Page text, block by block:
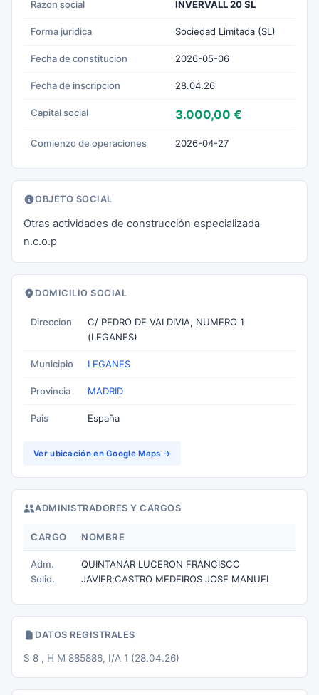
Razon social INVERVALL 20 SL
Forma juridica Sociedad Limitada (SL)
Fecha de constitucion 2026-05-06
Fecha de inscripcion 28.04.26
Capital social 3.000,00 €
Comienzo de operaciones 2026-04-27
OBJETO SOCIAL
Otras actividades de construcción especializada
n.c.o.p
DOMICILIO SOCIAL
Direccion
C/ PEDRO DE VALDIVIA, NUMERO 1
(LEGANES)
Municipio LEGANES
Provincia MADRID
Pais España
Ver ubicación en Google Maps →
ADMINISTRADORES Y CARGOS
CARGO NOMBRE
Adm.
Solid.
QUINTANAR LUCERON FRANCISCO
JAVIER;CASTRO MEDEIROS JOSE MANUEL
DATOS REGISTRALES
S 8 , H M 885886, I/A 1 (28.04.26)